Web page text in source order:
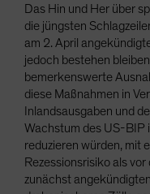
Das Hin und Her über
die jüngsten
am 2. April
jedoch bestehen
bemerkenswerte
diese Maßnahmen in
Inlandsausgaben und
Wachstum des US-BIP
reduzieren würden, mit
Rezessionsrisiko als
zunächst